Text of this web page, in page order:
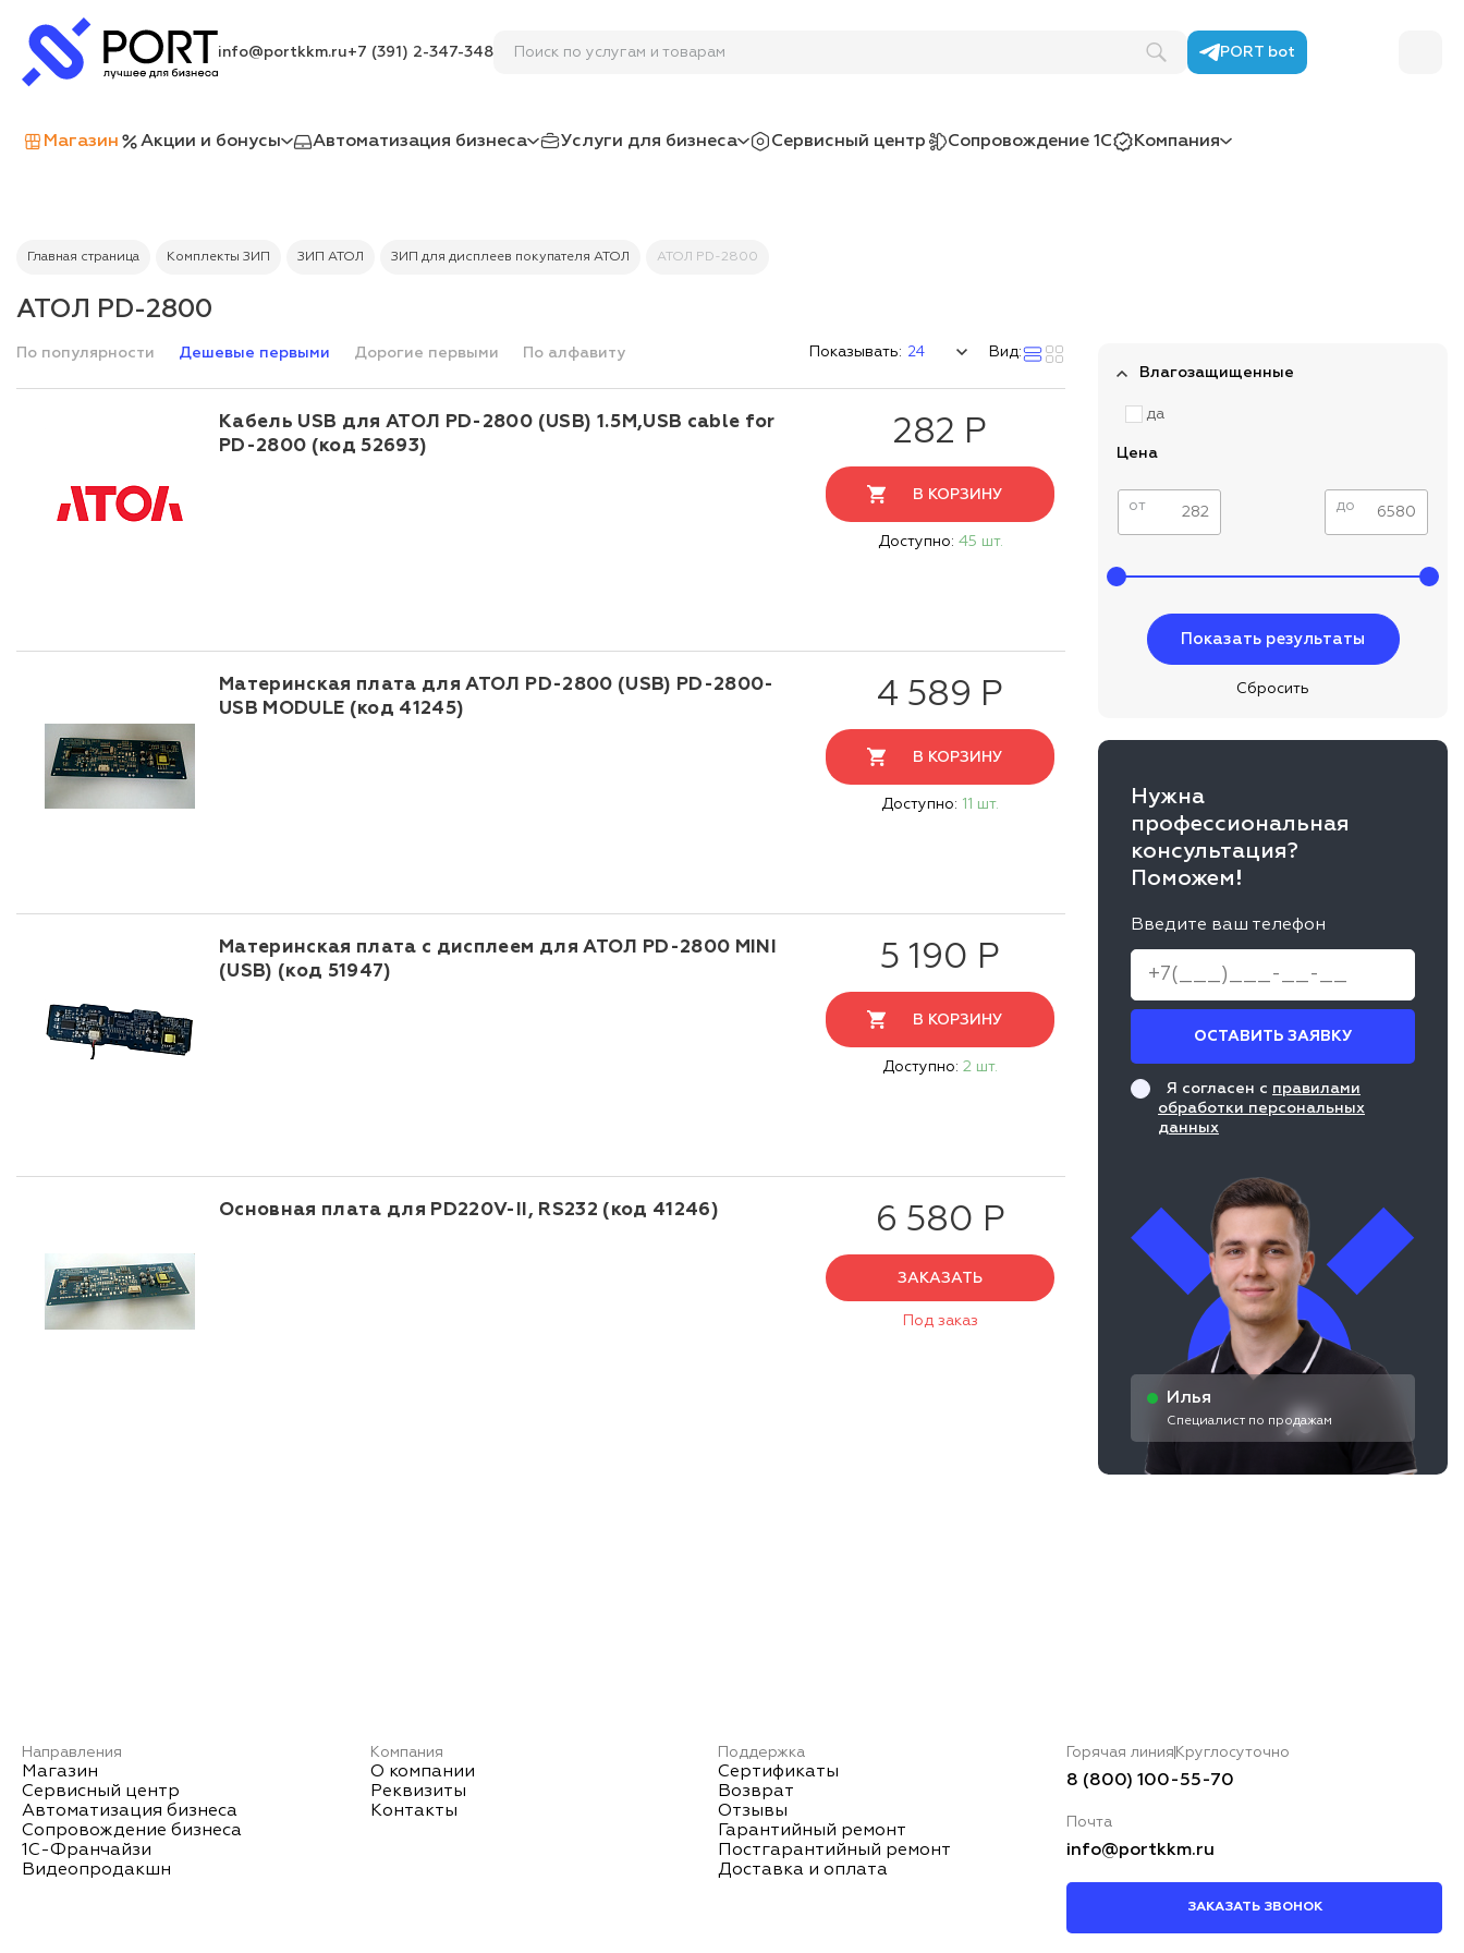
info@portkkm.ru+7 (391) 2-347-348 Поиск по услугам и товарам PORT bot
Магазин Акции и бонусы Автоматизация бизнеса Услуги для бизнеса Сервисный центр Сопровождение 1С Компания
Главная страница Комплекты ЗИП ЗИП АТОЛ ЗИП для дисплеев покупателя АТОЛ АТОЛ PD-2800
АТОЛ PD-2800
По популярности Дешевые первыми Дорогие первыми По алфавиту Показывать: Вид:
Кабель USB для АТОЛ PD-2800 (USB) 1.5M,USB cable for
PD-2800 (код 52693)
282 Р
В КОРЗИНУ
Доступно: 45 шт.
Материнская плата для АТОЛ PD-2800 (USB) PD-2800-
USB MODULE (код 41245)
4 589 Р
В КОРЗИНУ
Доступно: 11 шт.
Материнская плата с дисплеем для АТОЛ PD-2800 MINI
(USB) (код 51947)
5 190 Р
В КОРЗИНУ
Доступно: 2 шт.
Основная плата для PD220V-II, RS232 (код 41246) 6 580 Р
ЗАКАЗАТЬ
Под заказ
Влагозащищенные
да
Цена
от до
Нужна
профессиональная
консультация?
Поможем!
Введите ваш телефон
ОСТАВИТЬ ЗАЯВКУ
Я согласен с правилами
обработки персональных
данных
Илья
Специалист по продажам
Направления
Магазин
Сервисный центр
Автоматизация бизнеса
Сопровождение бизнеса
1С-Франчайзи
Видеопродакшн
Компания
О компании
Реквизиты
Контакты
Поддержка
Сертификаты
Возврат
Отзывы
Гарантийный ремонт
Постгарантийный ремонт
Доставка и оплата
Горячая линия Круглосуточно
8 (800) 100-55-70
Почта
info@portkkm.ru
ЗАКАЗАТЬ ЗВОНОК